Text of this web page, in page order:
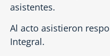
asistentes.
Al acto asistieron
Integral.